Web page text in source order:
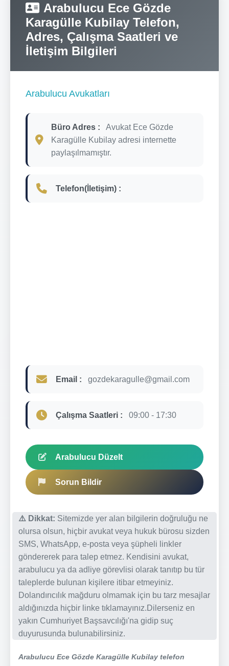
Arabulucu Ece Gözde
Karagülle Kubilay Telefon,
Adres, Çalışma Saatleri ve
İletişim Bilgileri
Arabulucu Avukatları
Büro Adres :
Avukat Ece Gözde
Karagülle Kubilay adresi internette
paylaşılmamıştır.
Telefon(İletişim) :
Email : gozdekaragulle@gmail.com
Çalışma Saatleri : 09:00 - 17:30
Arabulucu Düzelt
Sorun Bildir
⚠️ Dikkat: Sitemizde yer alan bilgilerin doğruluğu ne
olursa olsun, hiçbir avukat veya hukuk bürosu sizden
SMS, WhatsApp, e-posta veya şüpheli linkler
göndererek para talep etmez. Kendisini avukat,
arabulucu ya da adliye görevlisi olarak tanıtıp bu tür
taleplerde bulunan kişilere itibar etmeyiniz.
Dolandırıcılık mağduru olmamak için bu tarz mesajlar
aldığınızda hiçbir linke tıklamayınız.Dilerseniz en
yakın Cumhuriyet Başsavcılığı'na gidip suç
duyurusunda bulunabilirsiniz.
Arabulucu Ece Gözde Karagülle Kubilay telefon